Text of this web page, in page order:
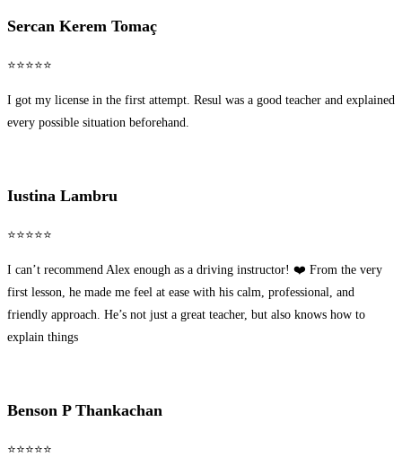
Sercan Kerem Tomaç
⭐⭐⭐⭐⭐
I got my license in the first attempt. Resul was a good teacher and explained
every possible situation beforehand.
Iustina Lambru
⭐⭐⭐⭐⭐
I can’t recommend Alex enough as a driving instructor! ❤️ From the very
first lesson, he made me feel at ease with his calm, professional, and
friendly approach. He’s not just a great teacher, but also knows how to
explain things
Benson P Thankachan
⭐⭐⭐⭐⭐